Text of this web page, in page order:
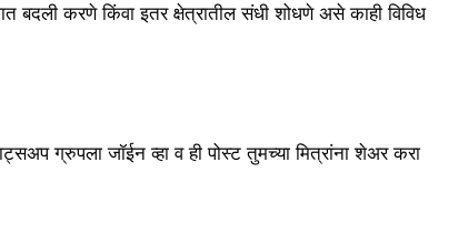
बदली करणे किंवा इतर क्षेत्रातील संधी शोधणे असे काही विविध
ग्रुपला जॉईन व्हा व ही पोस्ट तुमच्या मित्रांना शेअर करा